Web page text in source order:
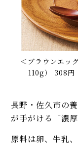
＜ブラウンエッ
110g） 308
長野・佐久市の
が手がける「濃
原料は卵、牛乳